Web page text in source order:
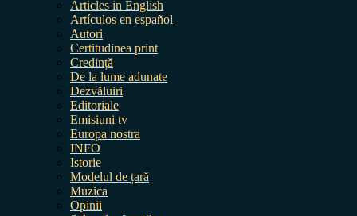
Articles in English
Artículos en español
Autori
Certitudinea print
Credință
De la lume adunate
Dezvăluiri
Editoriale
Emisiuni tv
Europa nostra
INFO
Istorie
Modelul de țară
Muzica
Opinii